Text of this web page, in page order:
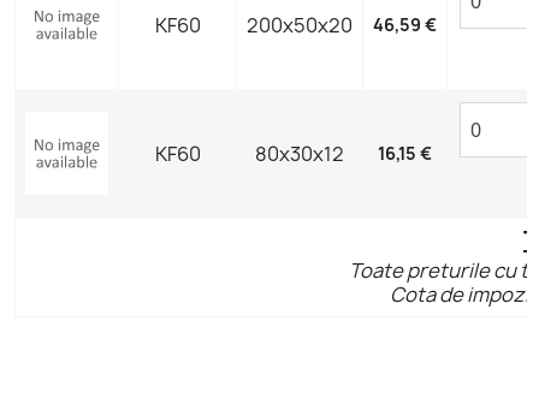
KF60 200x50x20 46,59 €
KF60 80x30x12 16,15 €
Toate preturile cu
Cota de